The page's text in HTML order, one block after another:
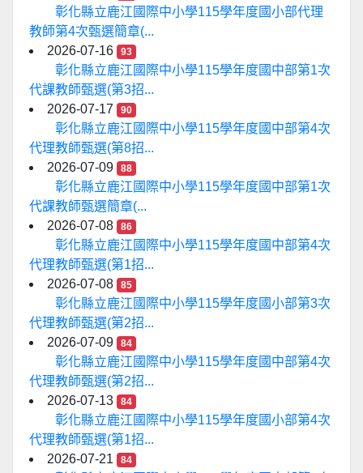
彰化縣立鹿江國際中小學115學年度國小部代理
教師第4次甄選簡章(...
2026-07-16
93
彰化縣立鹿江國際中小學115學年度國中部第1次
代課教師甄選(第3招...
2026-07-17
90
彰化縣立鹿江國際中小學115學年度國中部第4次
代理教師甄選(第8招...
2026-07-09
88
彰化縣立鹿江國際中小學115學年度國中部第1次
代課教師甄選簡章(...
2026-07-08
86
彰化縣立鹿江國際中小學115學年度國中部第4次
代理教師甄選(第1招...
2026-07-08
85
彰化縣立鹿江國際中小學115學年度國小部第3次
代理教師甄選(第2招...
2026-07-09
84
彰化縣立鹿江國際中小學115學年度國中部第4次
代理教師甄選(第2招...
2026-07-13
84
彰化縣立鹿江國際中小學115學年度國小部第4次
代理教師甄選(第1招...
2026-07-21
84